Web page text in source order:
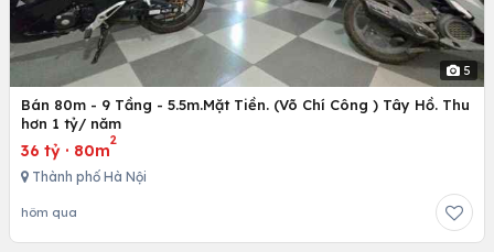
5
Bán 80m - 9 Tầng - 5.5m.Mặt Tiền. (Võ Chí Công ) Tây Hồ. Thu
hơn 1 tỷ/ năm
36 tỷ · 80m
2
Thành phố Hà Nội
hôm qua